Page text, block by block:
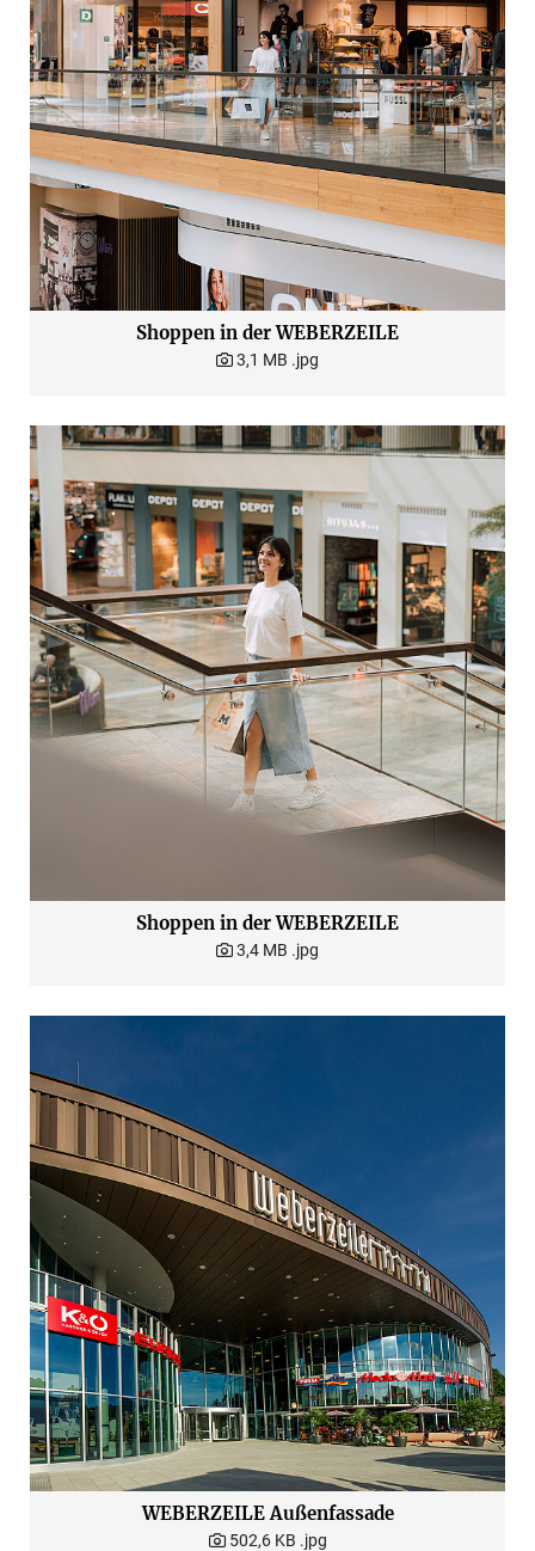
Shoppen in der WEBERZEILE
3,1 MB .jpg
Shoppen in der WEBERZEILE
3,4 MB .jpg
WEBERZEILE Außenfassade
502,6 KB .jpg